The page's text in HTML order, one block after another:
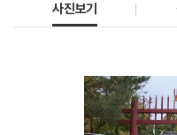
사진보기